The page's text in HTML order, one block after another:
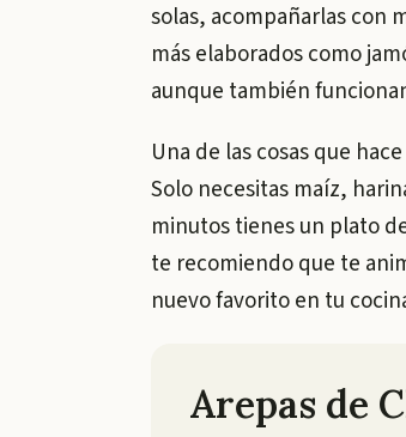
solas, acompañarlas con
más elaborados como
aunque también
Una de las cosas que
Solo necesitas maíz,
minutos tienes un plato
te recomiendo que te
nuevo favorito en tu
Arepas de